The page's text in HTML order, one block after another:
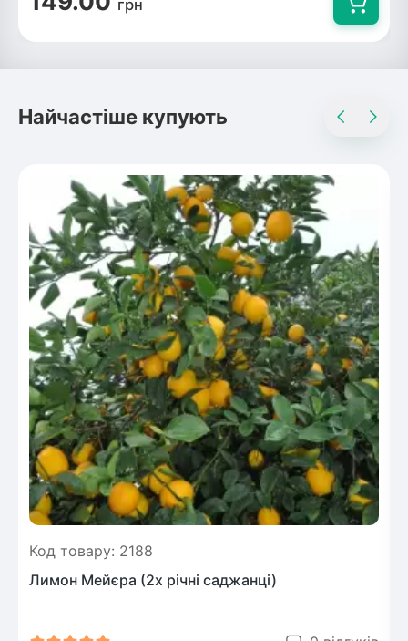
грн
Найчастіше купують
Код товару: 2188
Лимон Мейєра (2х річні саджанці)